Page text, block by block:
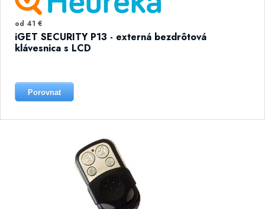
od 41 €
iGET SECURITY P13 - externá bezdrôtová
klávesnica s LCD
Porovnat